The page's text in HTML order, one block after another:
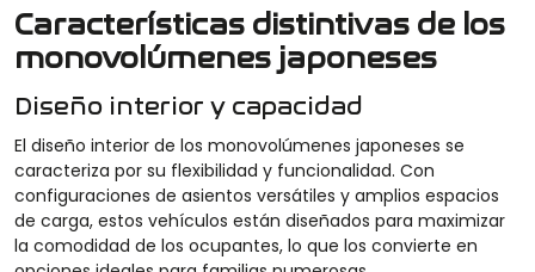
Características distintivas de los
monovolúmenes japoneses
Diseño interior y capacidad
El diseño interior de los monovolúmenes japoneses se
caracteriza por su flexibilidad y funcionalidad. Con
configuraciones de asientos versátiles y amplios espacios
de carga, estos vehículos están diseñados para maximizar
la comodidad de los ocupantes, lo que los convierte en